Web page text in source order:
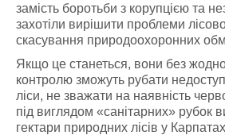
замість боротьби з корупцією та
захотіли вирішити проблеми
скасування природоохоронних
Якщо це станеться, вони без
контролю зможуть рубати
ліси, не зважати на наявність
під виглядом «санітарних» рубок
гектари природних лісів у